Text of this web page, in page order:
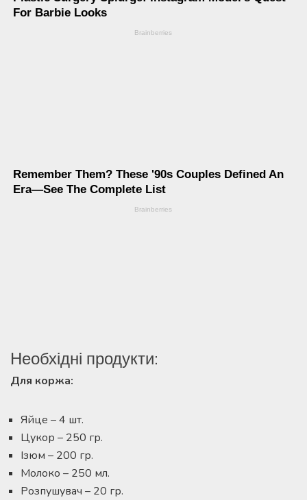
Необхідні продукти:
Для коржа:
Яйце – 4 шт.
Цукор – 250 гр.
Ізюм – 200 гр.
Молоко – 250 мл.
Розпушувач – 20 гр.